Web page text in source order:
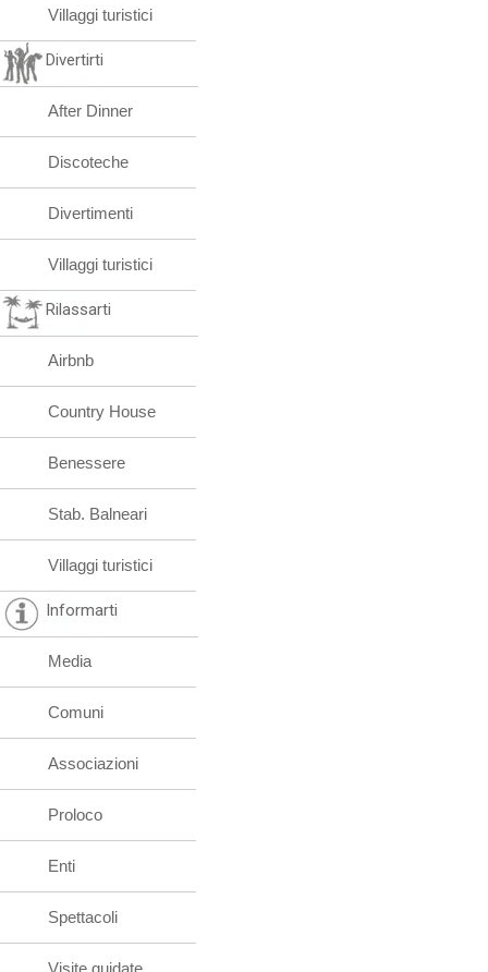
Villaggi turistici
Divertirti
After Dinner
Discoteche
Divertimenti
Villaggi turistici
Rilassarti
Airbnb
Country House
Benessere
Stab. Balneari
Villaggi turistici
Informarti
Media
Comuni
Associazioni
Proloco
Enti
Spettacoli
Visite guidate